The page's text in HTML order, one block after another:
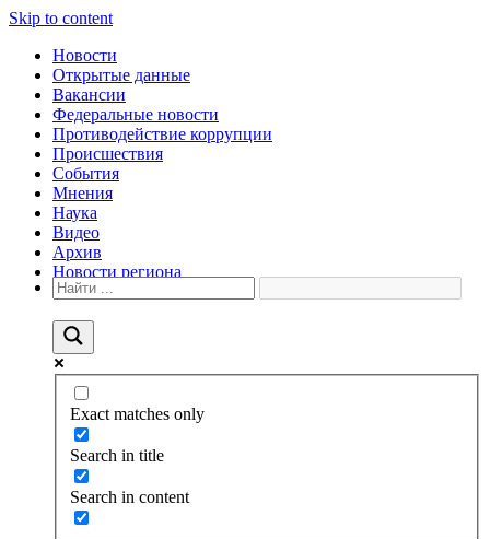
Skip to content
Новости
Открытые данные
Вакансии
Федеральные новости
Противодействие коррупции
Происшествия
События
Мнения
Наука
Видео
Архив
Новости региона
Exact matches only
Search in title
Search in content